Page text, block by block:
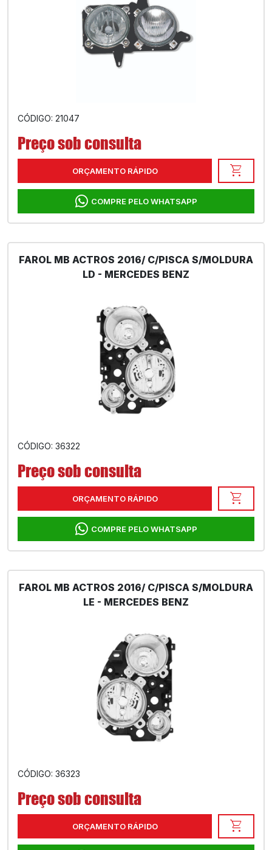
CÓDIGO: 21047
Preço sob consulta
ORÇAMENTO RÁPIDO shopping_cart
COMPRE PELO WHATSAPP
FAROL MB ACTROS 2016/ C/PISCA S/MOLDURA
LD - MERCEDES BENZ
CÓDIGO: 36322
Preço sob consulta
ORÇAMENTO RÁPIDO shopping_cart
COMPRE PELO WHATSAPP
FAROL MB ACTROS 2016/ C/PISCA S/MOLDURA
LE - MERCEDES BENZ
CÓDIGO: 36323
Preço sob consulta
ORÇAMENTO RÁPIDO shopping_cart